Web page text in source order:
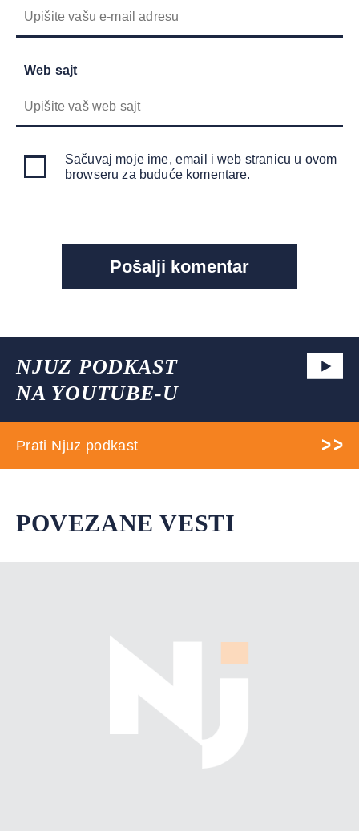
Web sajt
Sačuvaj moje ime, email i web stranicu u ovom
browseru za buduće komentare.
NJUZ PODKAST
NA YOUTUBE-U
Prati Njuz podkast
POVEZANE VESTI